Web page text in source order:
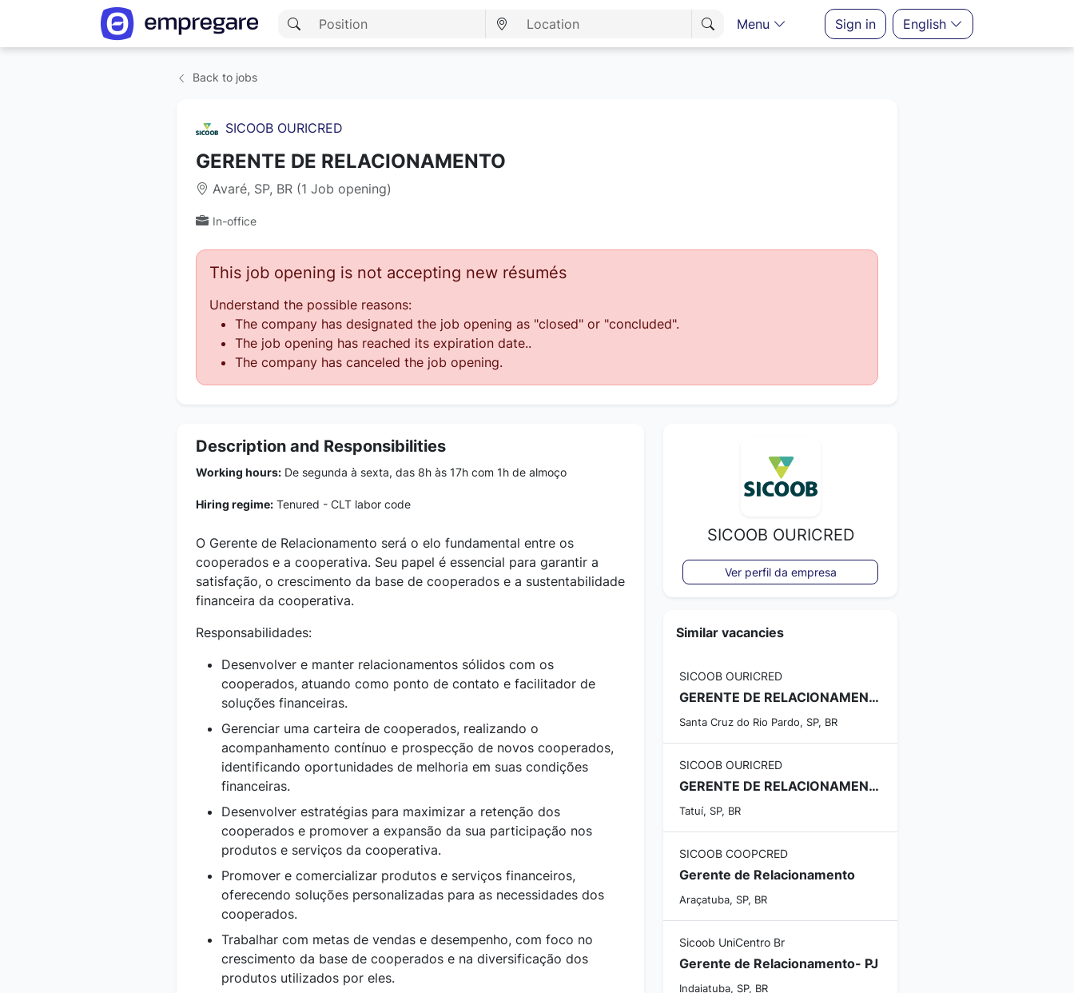
Menu Sign in English
Back to jobs
SICOOB OURICRED
GERENTE DE RELACIONAMENTO
Avaré, SP, BR (1 Job opening)
In-office
This job opening is not accepting new résumés
Understand the possible reasons:
The company has designated the job opening as "closed" or "concluded".
The job opening has reached its expiration date..
The company has canceled the job opening.
Description and Responsibilities
Working hours: De segunda à sexta, das 8h às 17h com 1h de almoço
Hiring regime: Tenured - CLT labor code
O Gerente de Relacionamento será o elo fundamental entre os
cooperados e a cooperativa. Seu papel é essencial para garantir a
satisfação, o crescimento da base de cooperados e a sustentabilidade
financeira da cooperativa.
Responsabilidades:
Desenvolver e manter relacionamentos sólidos com os
cooperados, atuando como ponto de contato e facilitador de
soluções financeiras.
Gerenciar uma carteira de cooperados, realizando o
acompanhamento contínuo e prospecção de novos cooperados,
identificando oportunidades de melhoria em suas condições
financeiras.
Desenvolver estratégias para maximizar a retenção dos
cooperados e promover a expansão da sua participação nos
produtos e serviços da cooperativa.
Promover e comercializar produtos e serviços financeiros,
oferecendo soluções personalizadas para as necessidades dos
cooperados.
Trabalhar com metas de vendas e desempenho, com foco no
crescimento da base de cooperados e na diversificação dos
produtos utilizados por eles.
SICOOB OURICRED
Ver perfil da empresa
Similar vacancies
SICOOB OURICRED
GERENTE DE RELACIONAMENTO
Santa Cruz do Rio Pardo, SP, BR
SICOOB OURICRED
GERENTE DE RELACIONAMENTO
Tatuí, SP, BR
SICOOB COOPCRED
Gerente de Relacionamento
Araçatuba, SP, BR
Sicoob UniCentro Br
Gerente de Relacionamento- PJ
Indaiatuba, SP, BR